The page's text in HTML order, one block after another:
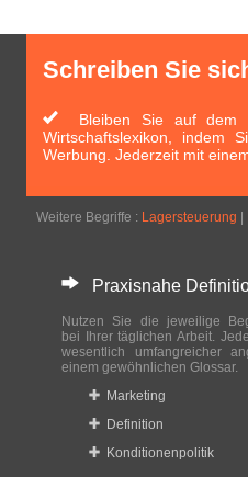
Schreiben Sie
Bleiben Sie auf dem
Wirtschaftslexikon, indem
Werbung. Jederzeit mit
Weitere Begriffe : Lagersteuerung
Praxisnahe
Nutzen Sie die jeweilige
bei Ihrer täglichen Arbeit.
wesentlich umfangreicher
einem gewöhnlichen Glossar.
Marketing
Definition
Konditionenpolitik